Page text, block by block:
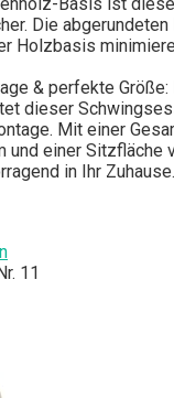
Die abgerundeten
Holzbasis
& perfekte
dieser
Mit einer
und einer Sitzfläche
in Ihr
11